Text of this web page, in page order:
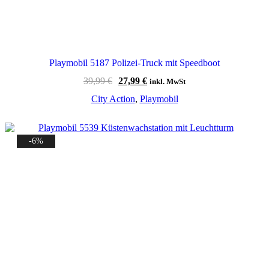
Playmobil 5187 Polizei-Truck mit Speedboot
39,99€ Ursprünglicher
war:
27,99 €Aktueller
ist:
inkl. MwSt
City Action, Playmobil
-6%